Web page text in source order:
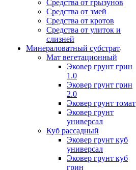
Средства от грызунов
Средства от змей
Средства от кротов
Средства от улиток и
слизней
Минераловатный субстрат
Мат вегетационный
Эковер грунт грин
1.0
Эковер грунт грин
2.0
Эковер грунт томат
Эковер грунт
универсал
Куб рассадный
Эковер грунт куб
универсал
Эковер грунт куб
грин